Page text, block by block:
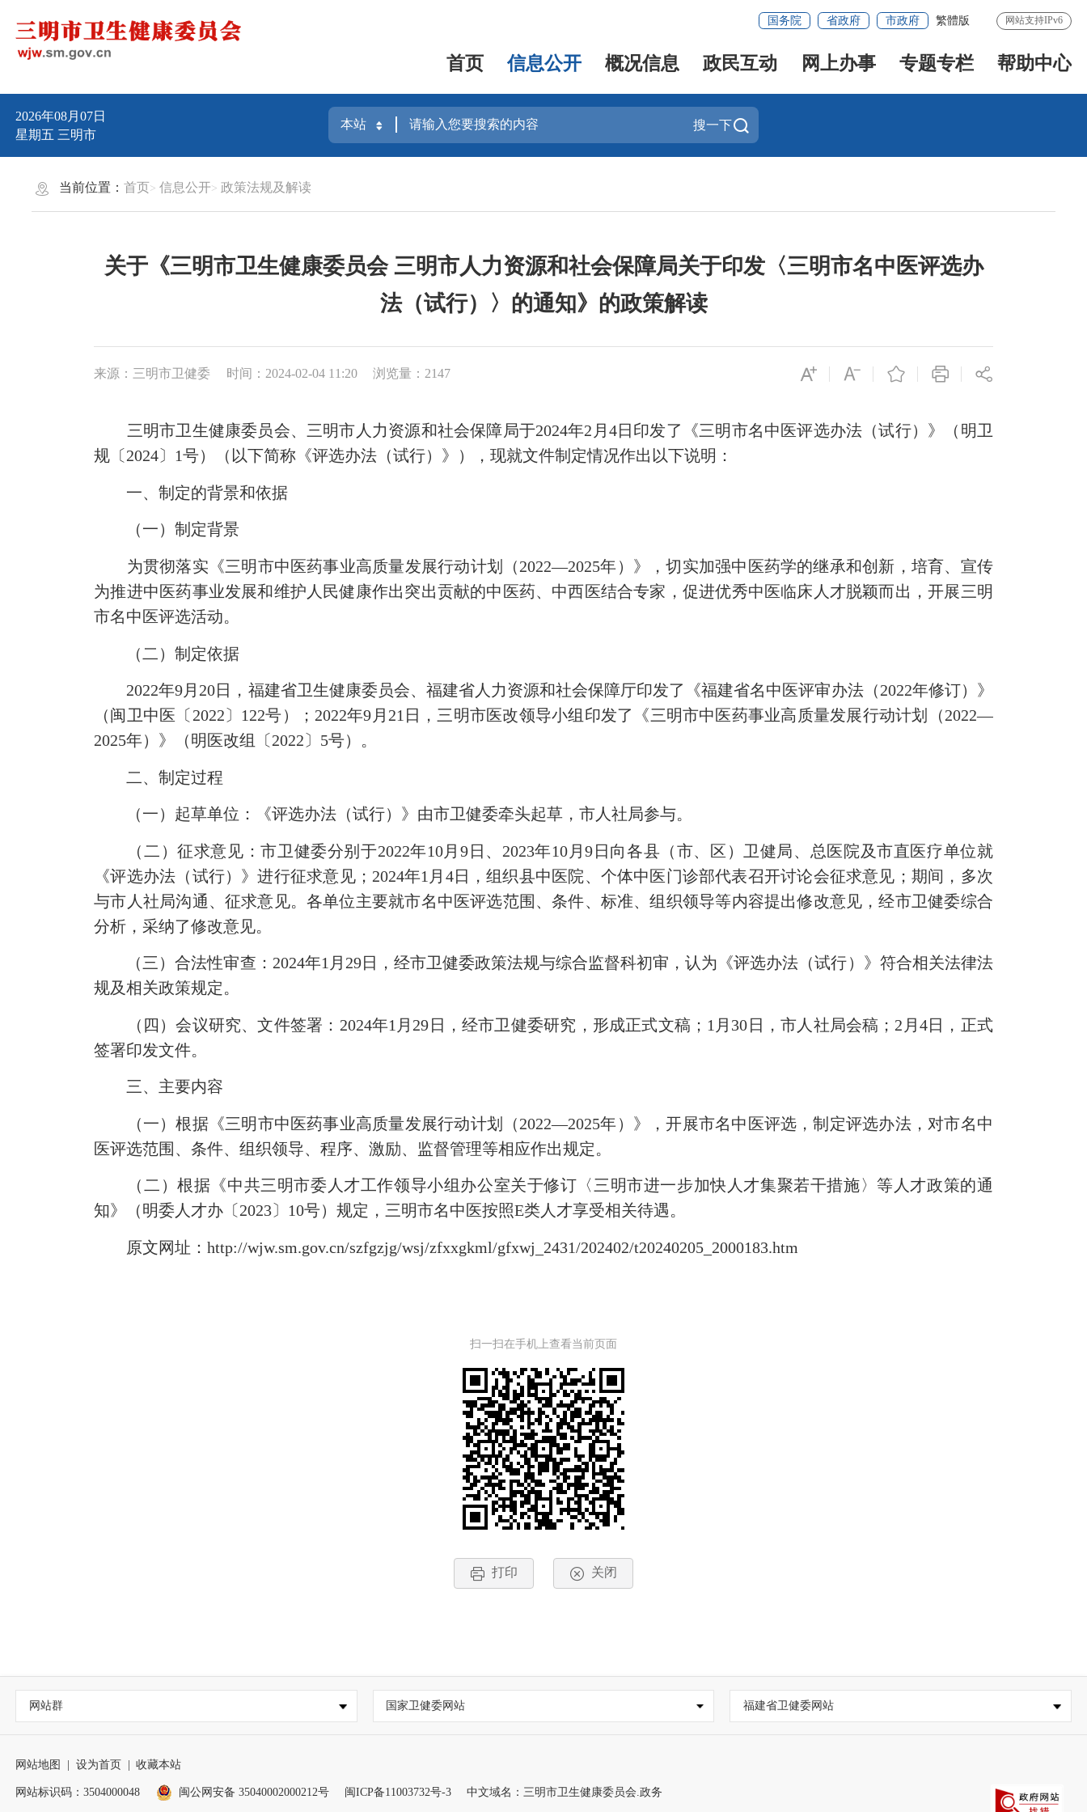
国务院 省政府 市政府 繁體版 网站支持IPv6
首页 信息公开 概况信息 政民互动 网上办事 专题专栏 帮助中心
2026年08月07日
星期五 三明市
搜一下
当前位置：首页 信息公开 政策法规及解读
关于《三明市卫生健康委员会 三明市人力资源和社会保障局关于印发〈三明市名中医评选办
法（试行）〉的通知》的政策解读
来源：三明市卫健委 时间：2024-02-04 11:20 浏览量：2147
三明市卫生健康委员会、三明市人力资源和社会保障局于2024年2月4日印发了《三明市名中医评选办法（试行）》（明卫
规〔2024〕1号）（以下简称《评选办法（试行）》），现就文件制定情况作出以下说明：
一、制定的背景和依据
（一）制定背景
为贯彻落实《三明市中医药事业高质量发展行动计划（2022—2025年）》，切实加强中医药学的继承和创新，培育、宣传
为推进中医药事业发展和维护人民健康作出突出贡献的中医药、中西医结合专家，促进优秀中医临床人才脱颖而出，开展三明
市名中医评选活动。
（二）制定依据
2022年9月20日，福建省卫生健康委员会、福建省人力资源和社会保障厅印发了《福建省名中医评审办法（2022年修订）》
（闽卫中医〔2022〕122号）；2022年9月21日，三明市医改领导小组印发了《三明市中医药事业高质量发展行动计划（2022—
2025年）》（明医改组〔2022〕5号）。
二、制定过程
（一）起草单位：《评选办法（试行）》由市卫健委牵头起草，市人社局参与。
（二）征求意见：市卫健委分别于2022年10月9日、2023年10月9日向各县（市、区）卫健局、总医院及市直医疗单位就
《评选办法（试行）》进行征求意见；2024年1月4日，组织县中医院、个体中医门诊部代表召开讨论会征求意见；期间，多次
与市人社局沟通、征求意见。各单位主要就市名中医评选范围、条件、标准、组织领导等内容提出修改意见，经市卫健委综合
分析，采纳了修改意见。
（三）合法性审查：2024年1月29日，经市卫健委政策法规与综合监督科初审，认为《评选办法（试行）》符合相关法律法
规及相关政策规定。
（四）会议研究、文件签署：2024年1月29日，经市卫健委研究，形成正式文稿；1月30日，市人社局会稿；2月4日，正式
签署印发文件。
三、主要内容
（一）根据《三明市中医药事业高质量发展行动计划（2022—2025年）》，开展市名中医评选，制定评选办法，对市名中
医评选范围、条件、组织领导、程序、激励、监督管理等相应作出规定。
（二）根据《中共三明市委人才工作领导小组办公室关于修订〈三明市进一步加快人才集聚若干措施〉等人才政策的通
知》（明委人才办〔2023〕10号）规定，三明市名中医按照E类人才享受相关待遇。
原文网址：http://wjw.sm.gov.cn/szfgzjg/wsj/zfxxgkml/gfxwj_2431/202402/t20240205_2000183.htm
扫一扫在手机上查看当前页面
打印 关闭
网站群 国家卫健委网站 福建省卫健委网站
网站地图 | 设为首页 | 收藏本站
网站标识码：3504000048 闽公网安备 35040002000212号 闽ICP备11003732号-3 中文域名：三明市卫生健康委员会.政务